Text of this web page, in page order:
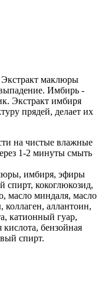
Экстракт маклюры
Имбирь -
Экстракт имбиря
прядей, делает их
на чистые влажные
1-2 минуты смыть
имбиря, эфиры
спирт, кокоглюкозид,
масло миндаля, масло
аллантоин,
катионный гуар,
кислота, бензойная
спирт.